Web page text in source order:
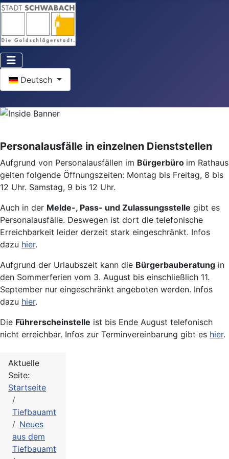
Deutsch
Personalausfälle in einzelnen Dienststellen
Aufgrund von Personalausfällen im Bürgerbüro im Rathaus
gelten folgende Öffnungszeiten: Montag bis Freitag, 8 bis
12 Uhr. Samstag, 9 bis 12 Uhr.
Auch in der Melde-, Pass- und Zulassungsstelle gibt es
Personalausfälle. Deswegen ist dort die telefonische
Erreichbarkeit leider derzeit stark eingeschränkt. Infos
dazu hier.
Aufgrund der Urlaubszeit kann die Bürgerbauberatung in
den Sommerferien vom 3. August bis einschließlich 11.
September nur eingeschränkt angeboten werden. Infos
dazu hier.
Die Führerscheinstelle ist bis Ende August telefonisch
nicht erreichbar. Infos zur Terminvereinbarung gibt es hier.
Aktuelle
Seite:
Startseite
Tiefbauamt
Neues
aus dem
Tiefbauamt